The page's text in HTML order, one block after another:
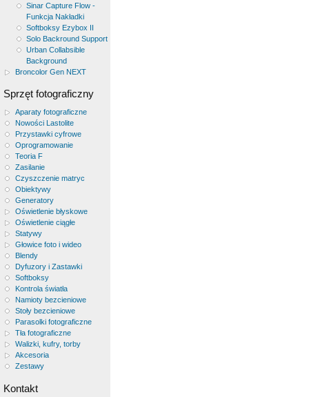
Sinar Capture Flow -
Funkcja Nakładki
Softboksy Ezybox II
Solo Backround Support
Urban Collabsible
Background
Broncolor Gen NEXT
Sprzęt fotograficzny
Aparaty fotograficzne
Nowości Lastolite
Przystawki cyfrowe
Oprogramowanie
Teoria F
Zasilanie
Czyszczenie matryc
Obiektywy
Generatory
Oświetlenie błyskowe
Oświetlenie ciągłe
Statywy
Głowice foto i wideo
Blendy
Dyfuzory i Zastawki
Softboksy
Kontrola światła
Namioty bezcieniowe
Stoły bezcieniowe
Parasolki fotograficzne
Tła fotograficzne
Walizki, kufry, torby
Akcesoria
Zestawy
Kontakt